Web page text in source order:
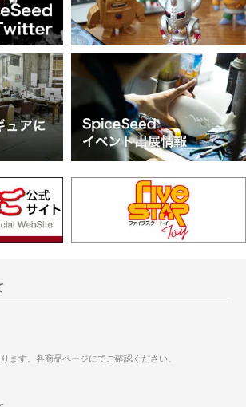
ます。各商品ページにてご確認ください。